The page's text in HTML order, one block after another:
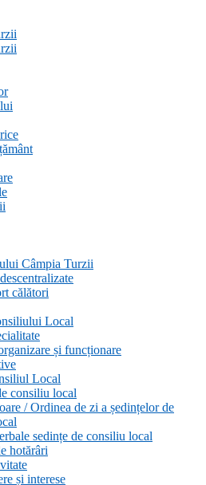
Câmpia Turzii
călători
Local
și funcționare
Local
consiliu local
/ Ordinea de zi a ședințelor de
sedințe de consiliu local
hotărâri
și interese